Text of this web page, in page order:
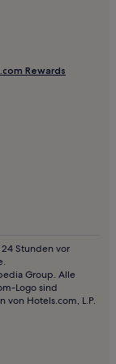
Karlsruhe
Rewards
Stunden vor
Group. Alle
Logo sind
von Hotels.com, L.P.